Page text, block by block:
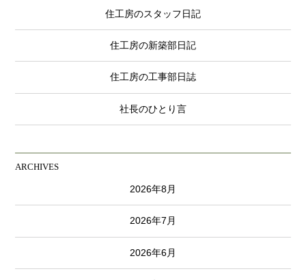
住工房のスタッフ日記
住工房の新築部日記
住工房の工事部日誌
社長のひとり言
ARCHIVES
2026年8月
2026年7月
2026年6月